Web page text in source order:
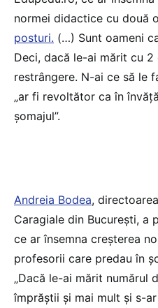
normei didactice cu două
posturi. (…) Sunt oameni
Deci, dacă le-ai mărit cu
restrângere. N-ai ce să le
„ar fi revoltător ca în
șomajul”.
Andreia Bodea,
Caragiale din București, a
ce ar însemna creșterea
profesorii care predau în
„Dacă le-ai mărit numărul
împrăștii și mai mult și s-